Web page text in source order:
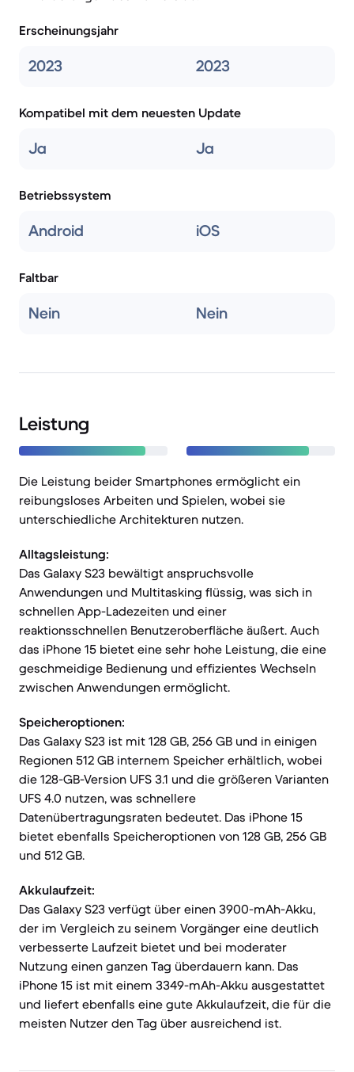
Erscheinungsjahr
2023 2023
Kompatibel mit dem neuesten Update
Ja Ja
Betriebssystem
Android iOS
Faltbar
Nein Nein
Leistung
Die Leistung beider Smartphones ermöglicht ein
reibungsloses Arbeiten und Spielen, wobei sie
unterschiedliche Architekturen nutzen.
Alltagsleistung:
Das Galaxy S23 bewältigt anspruchsvolle
Anwendungen und Multitasking flüssig, was sich in
schnellen App-Ladezeiten und einer
reaktionsschnellen Benutzeroberfläche äußert. Auch
das iPhone 15 bietet eine sehr hohe Leistung, die eine
geschmeidige Bedienung und effizientes Wechseln
zwischen Anwendungen ermöglicht.
Speicheroptionen:
Das Galaxy S23 ist mit 128 GB, 256 GB und in einigen
Regionen 512 GB internem Speicher erhältlich, wobei
die 128-GB-Version UFS 3.1 und die größeren Varianten
UFS 4.0 nutzen, was schnellere
Datenübertragungsraten bedeutet. Das iPhone 15
bietet ebenfalls Speicheroptionen von 128 GB, 256 GB
und 512 GB.
Akkulaufzeit:
Das Galaxy S23 verfügt über einen 3900-mAh-Akku,
der im Vergleich zu seinem Vorgänger eine deutlich
verbesserte Laufzeit bietet und bei moderater
Nutzung einen ganzen Tag überdauern kann. Das
iPhone 15 ist mit einem 3349-mAh-Akku ausgestattet
und liefert ebenfalls eine gute Akkulaufzeit, die für die
meisten Nutzer den Tag über ausreichend ist.